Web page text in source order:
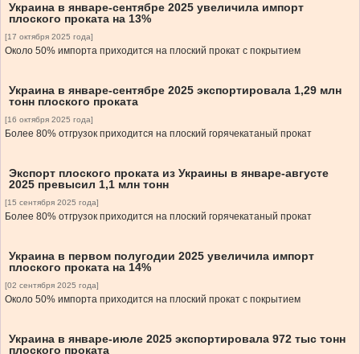
Украина в январе-сентябре 2025 увеличила импорт
плоского проката на 13%
[17 октября 2025 года]
Около 50% импорта приходится на плоский прокат с покрытием
Украина в январе-сентябре 2025 экспортировала 1,29 млн
тонн плоского проката
[16 октября 2025 года]
Более 80% отгрузок приходится на плоский горячекатаный прокат
Экспорт плоского проката из Украины в январе-августе
2025 превысил 1,1 млн тонн
[15 сентября 2025 года]
Более 80% отгрузок приходится на плоский горячекатаный прокат
Украина в первом полугодии 2025 увеличила импорт
плоского проката на 14%
[02 сентября 2025 года]
Около 50% импорта приходится на плоский прокат с покрытием
Украина в январе-июле 2025 экспортировала 972 тыс тонн
плоского проката